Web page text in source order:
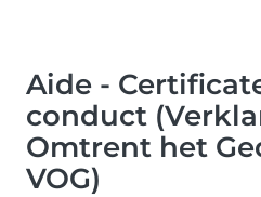
Aide -
conduct
Omtrent het
VOG)